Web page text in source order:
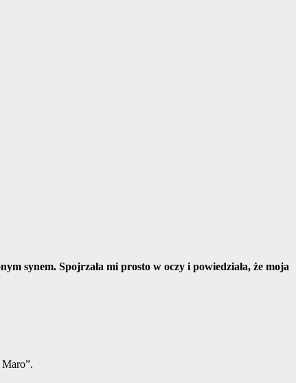
synem. Spojrzała mi prosto w oczy i powiedziała, że ​​moja